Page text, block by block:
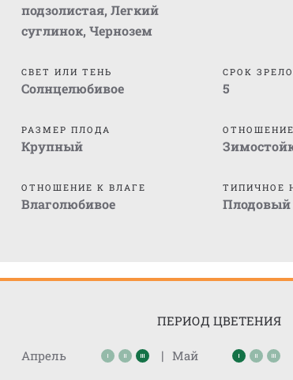
подзолистая, Легкий
суглинок, Чернозем
СВЕТ ИЛИ ТЕНЬ
Солнцелюбивое
СРОК
5
РАЗМЕР ПЛОДА
Крупный
ОТНОШЕНИЕ К ВЛАГЕ
Влаголюбивое
ТИПИЧНОЕ
Плодовый
ПЕРИОД ЦВЕТЕНИЯ
Апрель | Май